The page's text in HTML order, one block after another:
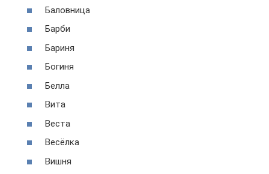
Баловница
Барби
Бариня
Богиня
Белла
Вита
Веста
Весёлка
Вишня